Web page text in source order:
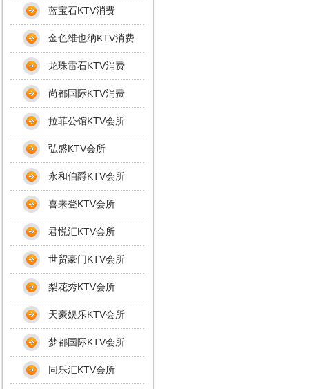
蓝宝石KTV消费
金色维也纳KTV消费
龙珠雷石KTV消费
尚都国际KTV消费
拉菲公馆KTV会所
弘盛KTV会所
永和伯爵KTV会所
喜来登KTV会所
君悦汇KTV会所
世贸豪门KTV会所
梨花秀KTV会所
天豪娱乐KTV会所
梦都国际KTV会所
同乐汇KTV会所